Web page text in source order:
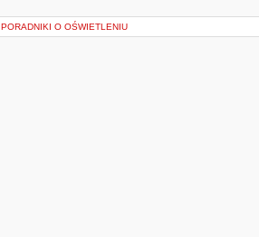
PORADNIKI O OŚWIETLENIU